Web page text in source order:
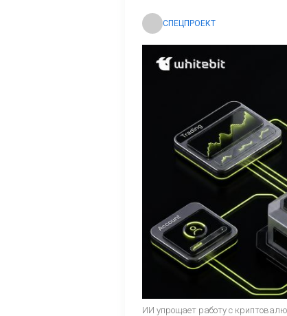
СПЕЦПРОЕКТ
ИИ упрощает работу с